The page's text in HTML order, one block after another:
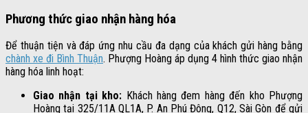
Phương thức giao nhận hàng hóa
Để thuận tiện và đáp ứng nhu cầu đa dạng của khách gửi hàng bằng
chành xe đi Bình Thuận. Phượng Hoàng áp dụng 4 hình thức giao nhận
hàng hóa linh hoạt:
Giao nhận tại kho: Khách hàng đem hàng đến kho Phượng
Hoàng tại 325/11A QL1A, P. An Phú Đông, Q12, Sài Gòn để gửi